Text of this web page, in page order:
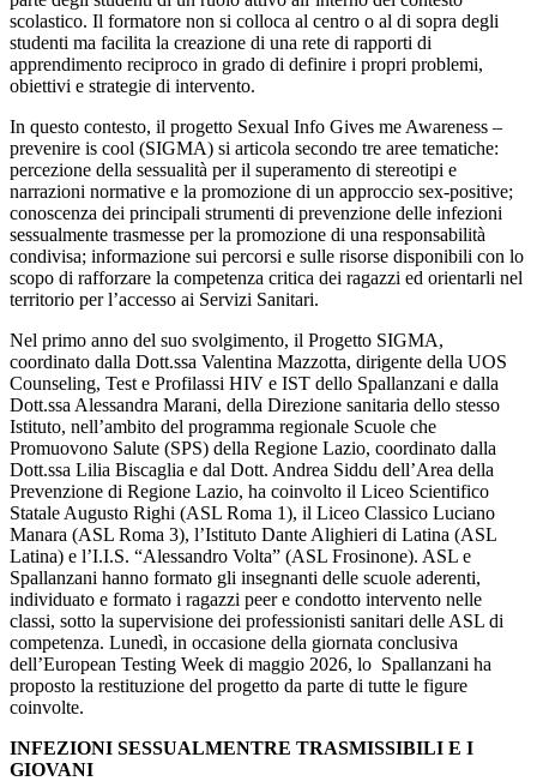
scolastico. Il formatore non si colloca al centro o al di sopra degli
studenti ma facilita la creazione di una rete di rapporti di
apprendimento reciproco in grado di definire i propri problemi,
obiettivi e strategie di intervento.
In questo contesto, il progetto Sexual Info Gives me Awareness –
prevenire is cool (SIGMA) si articola secondo tre aree tematiche:
percezione della sessualità per il superamento di stereotipi e
narrazioni normative e la promozione di un approccio sex-positive;
conoscenza dei principali strumenti di prevenzione delle infezioni
sessualmente trasmesse per la promozione di una responsabilità
condivisa; informazione sui percorsi e sulle risorse disponibili con lo
scopo di rafforzare la competenza critica dei ragazzi ed orientarli nel
territorio per l’accesso ai Servizi Sanitari.
Nel primo anno del suo svolgimento, il Progetto SIGMA,
coordinato dalla Dott.ssa Valentina Mazzotta, dirigente della UOS
Counseling, Test e Profilassi HIV e IST dello Spallanzani e dalla
Dott.ssa Alessandra Marani, della Direzione sanitaria dello stesso
Istituto, nell’ambito del programma regionale Scuole che
Promuovono Salute (SPS) della Regione Lazio, coordinato dalla
Dott.ssa Lilia Biscaglia e dal Dott. Andrea Siddu dell’Area della
Prevenzione di Regione Lazio, ha coinvolto il Liceo Scientifico
Statale Augusto Righi (ASL Roma 1), il Liceo Classico Luciano
Manara (ASL Roma 3), l’Istituto Dante Alighieri di Latina (ASL
Latina) e l’I.I.S. “Alessandro Volta” (ASL Frosinone). ASL e
Spallanzani hanno formato gli insegnanti delle scuole aderenti,
individuato e formato i ragazzi peer e condotto intervento nelle
classi, sotto la supervisione dei professionisti sanitari delle ASL di
competenza. Lunedì, in occasione della giornata conclusiva
dell’European Testing Week di maggio 2026, lo Spallanzani ha
proposto la restituzione del progetto da parte di tutte le figure
coinvolte.
INFEZIONI SESSUALMENTRE TRASMISSIBILI E I
GIOVANI